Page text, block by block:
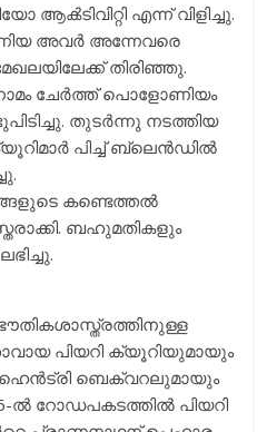
ആൿടിവിറ്റി എന്ന് വിളിച്ചു.
അവർ അന്നേവരെ
തിരിഞ്ഞു.
നാമം ചേർത്ത്‌ പൊളോണിയം
തുടർന്നു നടത്തിയ
പിച്ച്‌ ബ്ലെൻഡിൽ
കണ്ടെത്തൽ
ബഹുമതികളും
പിയറി ക്യൂറിയുമായും
ബെക്വറലുമായും
ൽ റോഡപകടത്തിൽ പിയറി